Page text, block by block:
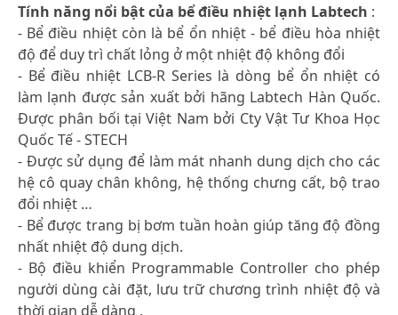
Tính năng nổi bật của bể điều nhiệt lạnh Labtech :
- Bể điều nhiệt còn là bể ổn nhiệt - bể điều hòa nhiệt
độ để duy trì chất lỏng ở một nhiệt độ không đổi
- Bể điều nhiệt LCB-R Series là dòng bể ổn nhiệt có
làm lạnh được sản xuất bởi hãng Labtech Hàn Quốc.
Được phân bối tại Việt Nam bởi Cty Vật Tư Khoa Học
Quốc Tế - STECH
- Được sử dụng để làm mát nhanh dung dịch cho các
hệ cô quay chân không, hệ thống chưng cất, bộ trao
đổi nhiệt …
- Bể được trang bị bơm tuần hoàn giúp tăng độ đồng
nhất nhiệt độ dung dịch.
- Bộ điều khiển Programmable Controller cho phép
người dùng cài đặt, lưu trữ chương trình nhiệt độ và
thời gian dễ dàng .